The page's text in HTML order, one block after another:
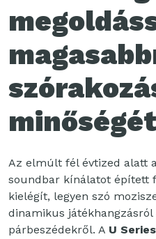
Az elmúlt fél évtized alatt
soundbar kínálatot épített
kielégít, legyen szó
dinamikus
párbeszédekről. A U Series